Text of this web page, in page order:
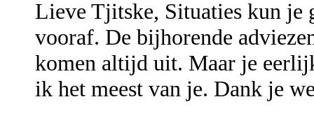
Lieve Tjitske, Situaties kun je
vooraf. De bijhorende
komen altijd uit. Maar je
ik het meest van je. Dank je